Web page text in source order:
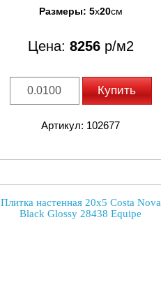
Размеры: 5x20см
Цена: 8256р/м2
Купить
Артикул: 102677
Плитка настенная 20x5 Costa Nova
Black Glossy 28438 Equipe